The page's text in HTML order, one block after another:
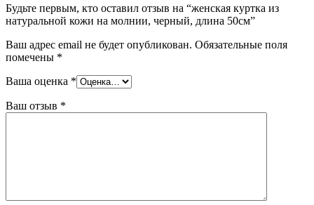
Будьте первым, кто оставил отзыв на “женская куртка из
натуральной кожи на молнии, черный, длина 50см”
Ваш адрес email не будет опубликован. Обязательные поля
помечены *
Ваша оценка *
Ваш отзыв *